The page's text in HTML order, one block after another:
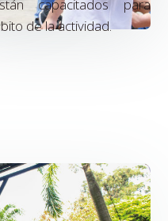
capacitados para
de la actividad.